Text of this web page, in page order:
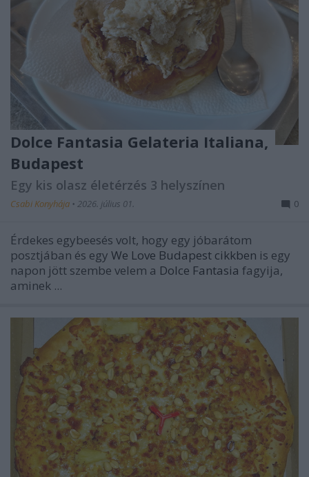
Dolce Fantasia Gelateria Italiana,
Budapest
Egy kis olasz életérzés 3 helyszínen
Csabi Konyhája • 2026. július 01. 0
Érdekes egybeesés volt, hogy egy jóbarátom
posztjában és egy We Love Budapest cikkben is egy
napon jött szembe velem a Dolce Fantasia fagyija,
aminek ...